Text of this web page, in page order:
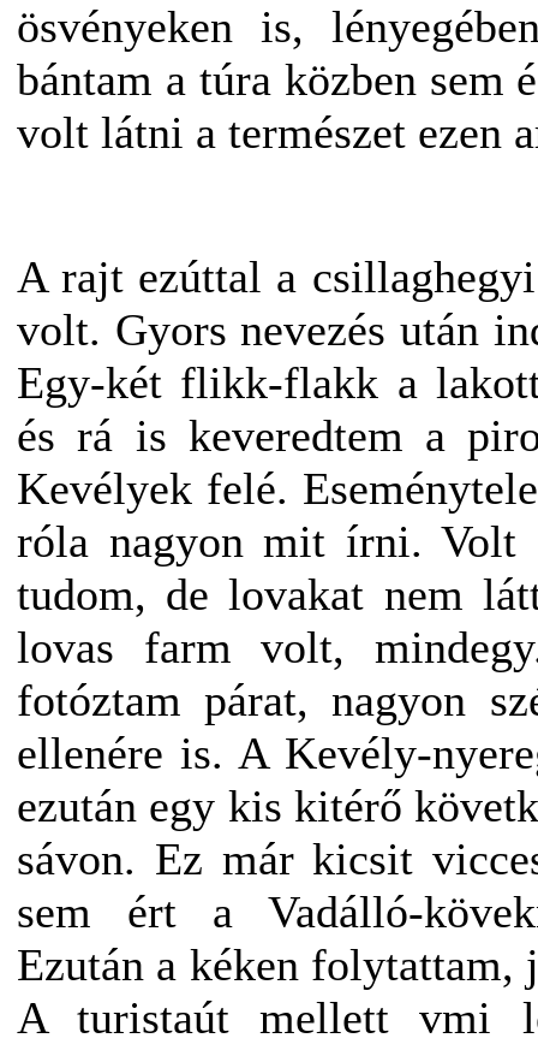
ösvényeken is,
bántam a túra közben sem
volt látni a természet ezen
A rajt ezúttal a
volt. Gyors nevezés után
Egy-két flikk-flakk a
és rá is keveredtem a
Kevélyek felé.
róla nagyon mit írni. Volt
tudom, de lovakat nem
lovas farm volt,
fotóztam párat, nagyon
ellenére is. A Kevély-
ezután egy kis kitérő
sávon. Ez már kicsit
sem ért a Vadálló-
Ezután a kéken folytattam,
A turistaút mellett vmi